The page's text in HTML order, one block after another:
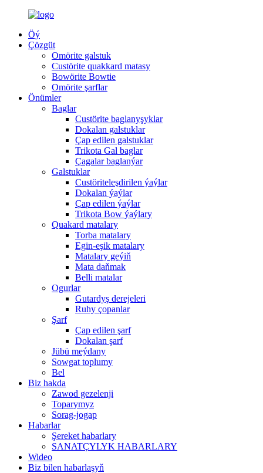
Öý
Çözgüt
Omörite galstuk
Custörite quakkard matasy
Bowörite Bowtie
Omörite şarflar
Önümler
Baglar
Custörite baglanyşyklar
Dokalan galstuklar
Çap edilen galstuklar
Trikota Gal baglar
Çagalar baglanýar
Galstuklar
Custöriteleşdirilen ýaýlar
Dokalan ýaýlar
Çap edilen ýaýlar
Trikota Bow ýaýlary
Quakard matalary
Torba matalary
Egin-eşik matalary
Matalary geýiň
Mata daňmak
Belli matalar
Ogurlar
Gutardyş derejeleri
Ruhy çopanlar
Şarf
Çap edilen şarf
Dokalan şarf
Jübü meýdany
Sowgat toplumy
Bel
Biz hakda
Zawod gezelenji
Toparymyz
Sorag-jogap
Habarlar
Şereket habarlary
SANATÇYLYK HABARLARY
Wideo
Biz bilen habarlaşyň